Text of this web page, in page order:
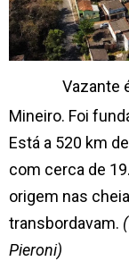
Vazante
Mineiro. Foi
Está a 520 km
com cerca de
origem nas
transbordavam.
Pieroni)